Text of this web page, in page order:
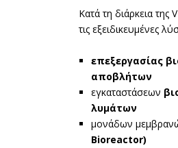
Κατά τη διάρκεια της
τις εξειδικευμένες
επεξεργασίας
αποβλήτων
εγκαταστάσεων
λυμάτων
μονάδων
Bioreactor)